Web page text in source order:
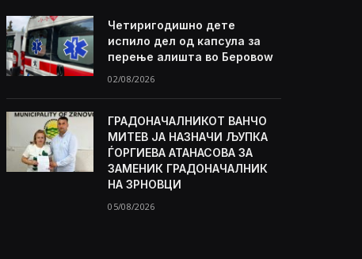
Четиригодишно дете
испило дел од капсула за
перење алишта во Беровоw
02/08/2026
ГРАДОНАЧАЛНИКОТ ВАНЧО
МИТЕВ ЈА НАЗНАЧИ ЉУПКА
ЃОРГИЕВА АТАНАСОВА ЗА
ЗАМЕНИК ГРАДОНАЧАЛНИК
НА ЗРНОВЦИ
05/08/2026